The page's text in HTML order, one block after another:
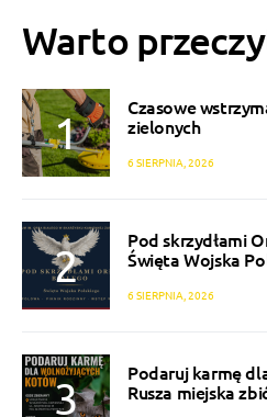
Warto
Czasowe
zielonych
6 SIERPNIA, 2026
Pod skrzydłami
Święta Wojska
6 SIERPNIA, 2026
Podaruj karmę
Rusza miejska